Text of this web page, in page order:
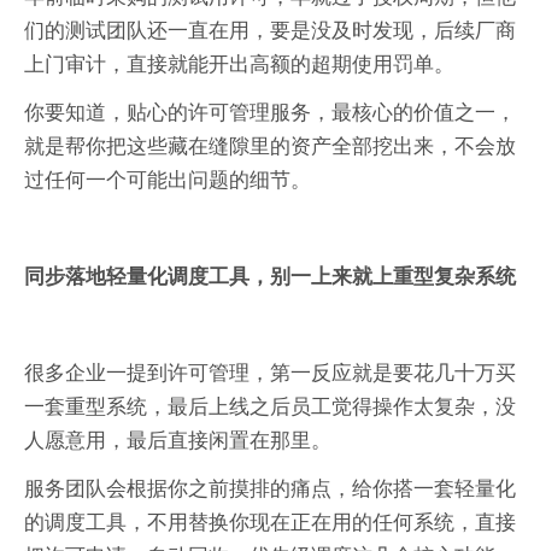
们的测试团队还一直在用，要是没及时发现，后续厂商
上门审计，直接就能开出高额的超期使用罚单。
你要知道，贴心的许可管理服务，最核心的价值之一，
就是帮你把这些藏在缝隙里的资产全部挖出来，不会放
过任何一个可能出问题的细节。
同步落地轻量化调度工具，别一上来就上重型复杂系统
很多企业一提到许可管理，第一反应就是要花几十万买
一套重型系统，最后上线之后员工觉得操作太复杂，没
人愿意用，最后直接闲置在那里。
服务团队会根据你之前摸排的痛点，给你搭一套轻量化
的调度工具，不用替换你现在正在用的任何系统，直接